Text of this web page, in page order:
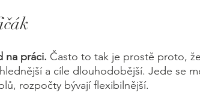
na práci. Často to tak je prostě proto,
a cíle dlouhodobější. Jede se
rozpočty bývají flexibilnější.